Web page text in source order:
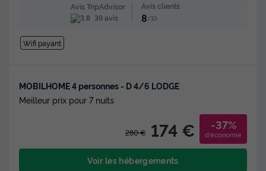
Avis TripAdvisor
39 avis
Avis clients
8/10
Wifi payant
MOBILHOME 4 personnes - D 4/6 LODGE
Meilleur prix pour 7 nuits
280 € 174 € -37%
d'économie
Voir les hébergements